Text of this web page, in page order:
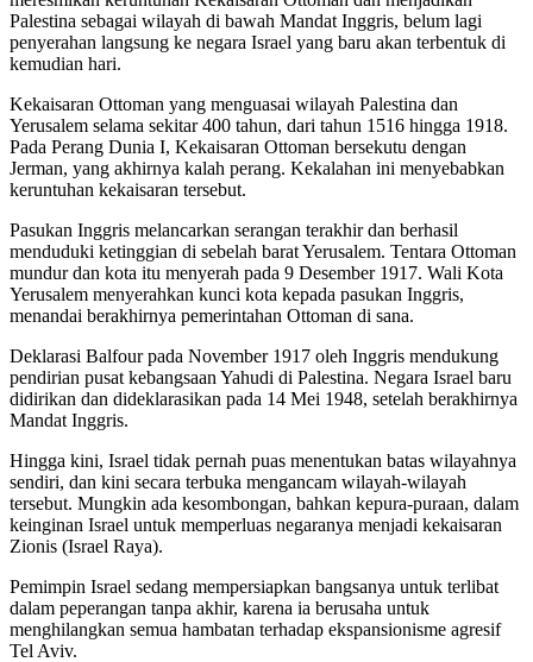
Palestina sebagai wilayah di bawah Mandat Inggris, belum lagi
penyerahan langsung ke negara Israel yang baru akan terbentuk di
kemudian hari.
Kekaisaran Ottoman yang menguasai wilayah Palestina dan
Yerusalem selama sekitar 400 tahun, dari tahun 1516 hingga 1918.
Pada Perang Dunia I, Kekaisaran Ottoman bersekutu dengan
Jerman, yang akhirnya kalah perang. Kekalahan ini menyebabkan
keruntuhan kekaisaran tersebut.
Pasukan Inggris melancarkan serangan terakhir dan berhasil
menduduki ketinggian di sebelah barat Yerusalem. Tentara Ottoman
mundur dan kota itu menyerah pada 9 Desember 1917. Wali Kota
Yerusalem menyerahkan kunci kota kepada pasukan Inggris,
menandai berakhirnya pemerintahan Ottoman di sana.
Deklarasi Balfour pada November 1917 oleh Inggris mendukung
pendirian pusat kebangsaan Yahudi di Palestina. Negara Israel baru
didirikan dan dideklarasikan pada 14 Mei 1948, setelah berakhirnya
Mandat Inggris.
Hingga kini, Israel tidak pernah puas menentukan batas wilayahnya
sendiri, dan kini secara terbuka mengancam wilayah-wilayah
tersebut. Mungkin ada kesombongan, bahkan kepura-puraan, dalam
keinginan Israel untuk memperluas negaranya menjadi kekaisaran
Zionis (Israel Raya).
Pemimpin Israel sedang mempersiapkan bangsanya untuk terlibat
dalam peperangan tanpa akhir, karena ia berusaha untuk
menghilangkan semua hambatan terhadap ekspansionisme agresif
Tel Aviv.